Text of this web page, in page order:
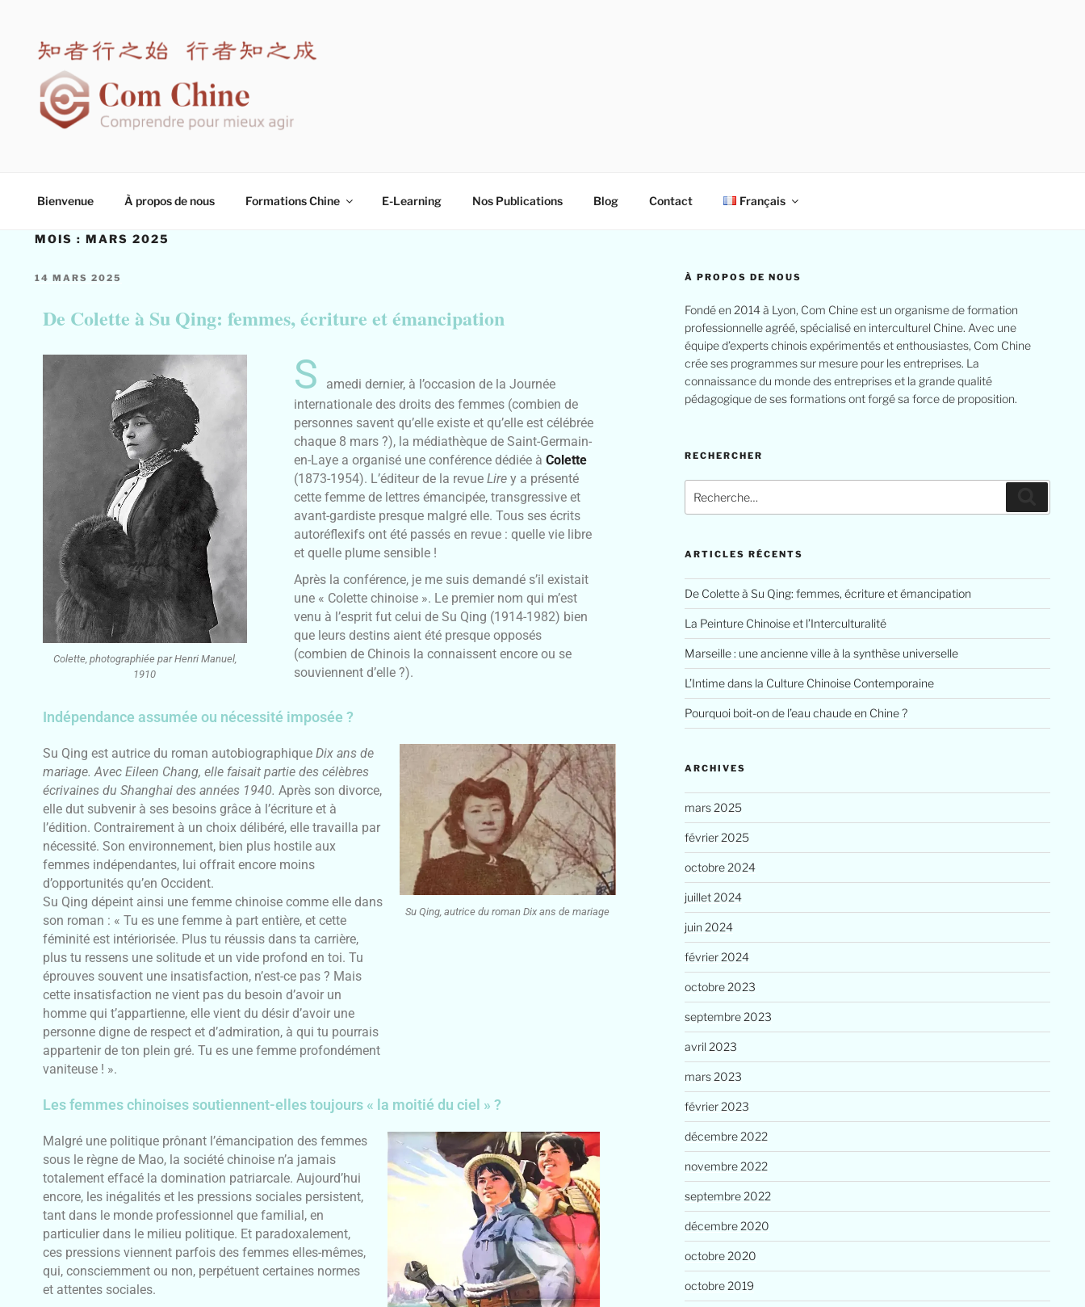
Bienvenue À propos de nous Formations Chine E-Learning Nos Publications Blog Contact Français
MOIS :MARS 2025
14 MARS 2025
De Colette à Su Qing: femmes, écriture et émancipation
Colette, photographiée par Henri Manuel,
1910
S
amedi dernier, à l’occasion de la Journée
internationale des droits des femmes (combien de
personnes savent qu’elle existe et qu’elle est célébrée
chaque 8 mars ?), la médiathèque de Saint-Germain-
en-Laye a organisé une conférence dédiée àColette
(1873-1954). L’éditeur de la revueLire y a présenté
cette femme de lettres émancipée, transgressive et
avant-gardiste presque malgré elle. Tous ses écrits
autoréflexifs ont été passés en revue : quelle vie libre
et quelle plume sensible !
Après la conférence, je me suis demandé s’il existait
une « Colette chinoise ». Le premier nom qui m’est
venu à l’esprit fut celui de Su Qing (1914-1982) bien
que leurs destins aient été presque opposés
(combien de Chinois la connaissent encore ou se
souviennent d’elle ?).
Indépendance assumée ou nécessité imposée ?
Su Qing est autrice du roman autobiographique Dix ans de
mariage. Avec Eileen Chang, elle faisait partie des célèbres
écrivaines du Shanghai des années 1940. Après son divorce,
elle dut subvenir à ses besoins grâce à l’écriture et à
l’édition. Contrairement à un choix délibéré, elle travailla par
nécessité. Son environnement, bien plus hostile aux
femmes indépendantes, lui offrait encore moins
d’opportunités qu’en Occident.
Su Qing dépeint ainsi une femme chinoise comme elle dans
son roman : « Tu es une femme à part entière, et cette
féminité est intériorisée. Plus tu réussis dans ta carrière,
plus tu ressens une solitude et un vide profond en toi. Tu
éprouves souvent une insatisfaction, n’est-ce pas ? Mais
cette insatisfaction ne vient pas du besoin d’avoir un
homme qui t’appartienne, elle vient du désir d’avoir une
personne digne de respect et d’admiration, à qui tu pourrais
appartenir de ton plein gré. Tu es une femme profondément
vaniteuse ! ».
Su Qing, autrice du roman Dix ans de mariage
Les femmes chinoises soutiennent-elles toujours « la moitié du ciel » ?
Malgré une politique prônant l’émancipation des femmes
sous le règne de Mao, la société chinoise n’a jamais
totalement effacé la domination patriarcale. Aujourd’hui
encore, les inégalités et les pressions sociales persistent,
tant dans le monde professionnel que familial, en
particulier dans le milieu politique. Etparadoxalement,
ces pressions viennent parfois des femmes elles-mêmes,
qui, consciemment ou non, perpétuent certaines normes
et attentes sociales.
À PROPOS DE NOUS
Fondé en 2014 à Lyon, Com Chine est un organisme de formation
professionnelle agréé, spécialisé en interculturel Chine. Avec une
équipe d’experts chinois expérimentés et enthousiastes, Com Chine
crée ses programmes sur mesure pour les entreprises. La
connaissance du monde des entreprises et la grande qualité
pédagogique de ses formations ont forgé sa force de proposition.
RECHERCHER
ARTICLES RÉCENTS
De Colette à Su Qing: femmes, écriture et émancipation
La Peinture Chinoise et l’Interculturalité
Marseille : une ancienne ville à la synthèse universelle
L’Intime dans la Culture Chinoise Contemporaine
Pourquoi boit-on de l’eau chaude en Chine ?
ARCHIVES
mars 2025
février 2025
octobre 2024
juillet 2024
juin 2024
février 2024
octobre 2023
septembre 2023
avril 2023
mars 2023
février 2023
décembre 2022
novembre 2022
septembre 2022
décembre 2020
octobre 2020
octobre 2019